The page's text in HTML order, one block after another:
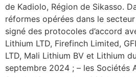
de Kadiolo, Région de Sikasso.
réformes opérées dans le
signé des protocoles d’accord
Lithium LTD, Firefinch Limited,
LTD, Mali Lithium BV et Lithium
septembre 2024 ; – les Sociétés